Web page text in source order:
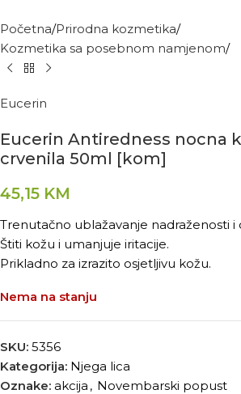
Početna Prirodna kozmetika
Kozmetika sa posebnom namjenom
Eucerin
Eucerin Antiredness nocna
crvenila 50ml [kom]
45,15 KM
Trenutačno ublažavanje nadraženosti i
Štiti kožu i umanjuje iritacije.
Prikladno za izrazito osjetljivu kožu.
Nema na stanju
SKU: 5356
Kategorija: Njega lica
Oznake: akcija , Novembarski popust